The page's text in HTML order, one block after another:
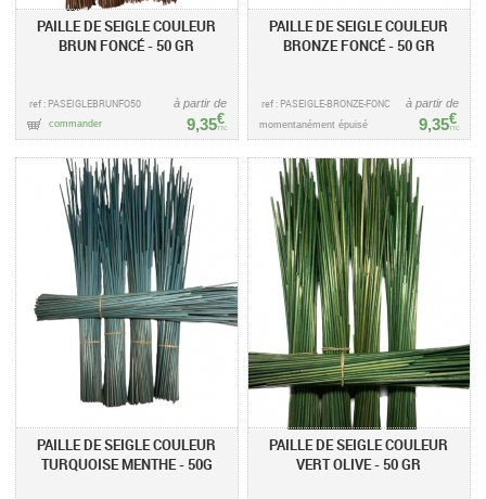
PAILLE DE SEIGLE COULEUR
BRUN FONCÉ - 50 GR
ref : PASEIGLEBRUNFO50
9,35€
TTC
à partir de
commander
PAILLE DE SEIGLE COULEUR
BRONZE FONCÉ - 50 GR
ref : PASEIGLE-BRONZE-FONC
9,35€
TTC
à partir de
momentanément épuisé
PAILLE DE SEIGLE COULEUR
TURQUOISE MENTHE - 50G
PAILLE DE SEIGLE COULEUR
VERT OLIVE - 50 GR